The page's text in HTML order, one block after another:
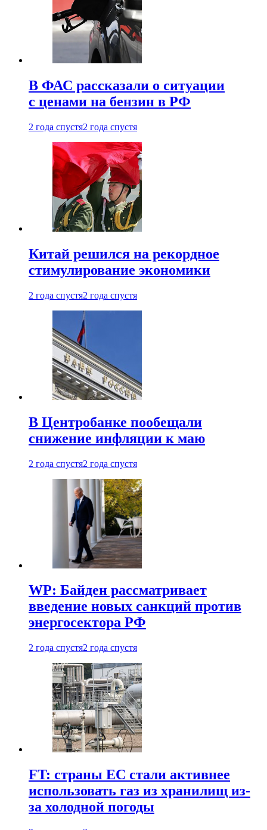
В ФАС рассказали о ситуации
с ценами на бензин в РФ
2 года спустя2 года спустя
Китай решился на рекордное
стимулирование экономики
2 года спустя2 года спустя
В Центробанке пообещали
снижение инфляции к маю
2 года спустя2 года спустя
WP: Байден рассматривает
введение новых санкций против
энергосектора РФ
2 года спустя2 года спустя
FT: страны ЕС стали активнее
использовать газ из хранилищ из-
за холодной погоды